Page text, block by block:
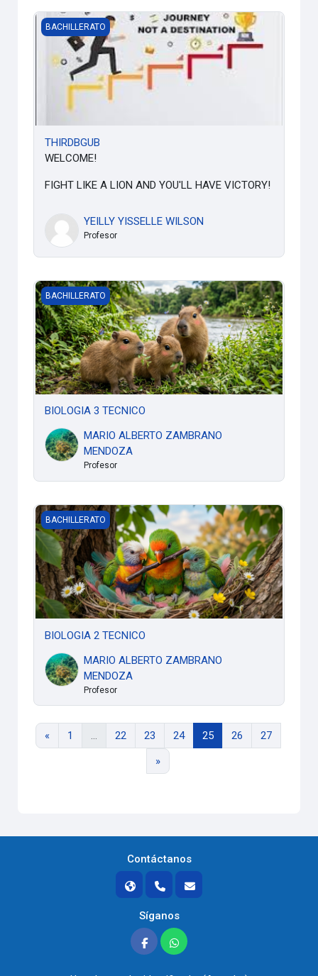
THIRDBGUB
BACHILLERATO
THIRDBGUB
WELCOME!
FIGHT LIKE A LION AND YOU'LL HAVE VICTORY!
YEILLY YISSELLE WILSON
Profesor
BIOLOGIA 3 TECNICO
BACHILLERATO
BIOLOGIA 3 TECNICO
MARIO ALBERTO ZAMBRANO
MENDOZA
Profesor
BIOLOGIA 2 TECNICO
BACHILLERATO
BIOLOGIA 2 TECNICO
MARIO ALBERTO ZAMBRANO
MENDOZA
Profesor
«Página anterior
1 … 22 Página 22
23 Página 23
24Página 24
25Página 25
26 Página 26
27Página 27
»Siguiente página
Contáctanos
Síganos